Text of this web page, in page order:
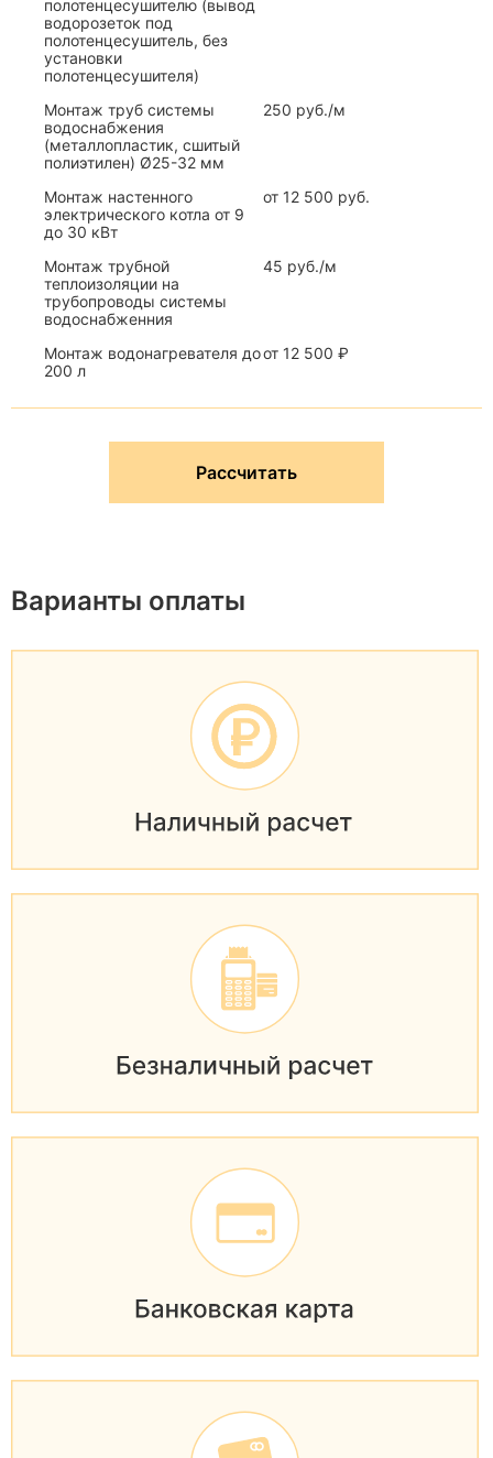
полотенцесушителю (вывод
водорозеток под
полотенцесушитель, без
установки
полотенцесушителя)
Монтаж труб системы
водоснабжения
(металлопластик, сшитый
полиэтилен) Ø25-32 мм
250 руб./м
Монтаж настенного
электрического котла от 9
до 30 кВт
от 12 500 руб.
Монтаж трубной
теплоизоляции на
трубопроводы системы
водоснабженния
45 руб./м
Монтаж водонагревателя до
200 л
от 12 500 ₽
Рассчитать
Варианты оплаты